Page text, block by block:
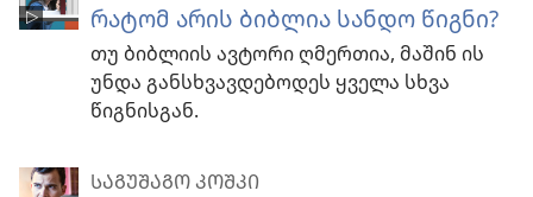
რატომ არის ბიბლია სანდო წიგნი?
თუ ბიბლიის ავტორი ღმერთია, მაშინ ის
უნდა განსხვავდებოდეს ყველა სხვა
წიგნისგან.
ᲡᲐᲒᲣᲨᲐᲒᲝ ᲙᲝᲨᲙᲘ